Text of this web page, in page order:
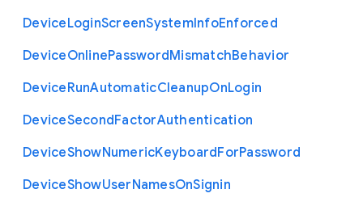
DeviceLoginScreenSystemInfoEnforced
DeviceOnlinePasswordMismatchBehavior
DeviceRunAutomaticCleanupOnLogin
DeviceSecondFactorAuthentication
DeviceShowNumericKeyboardForPassword
DeviceShowUserNamesOnSignin